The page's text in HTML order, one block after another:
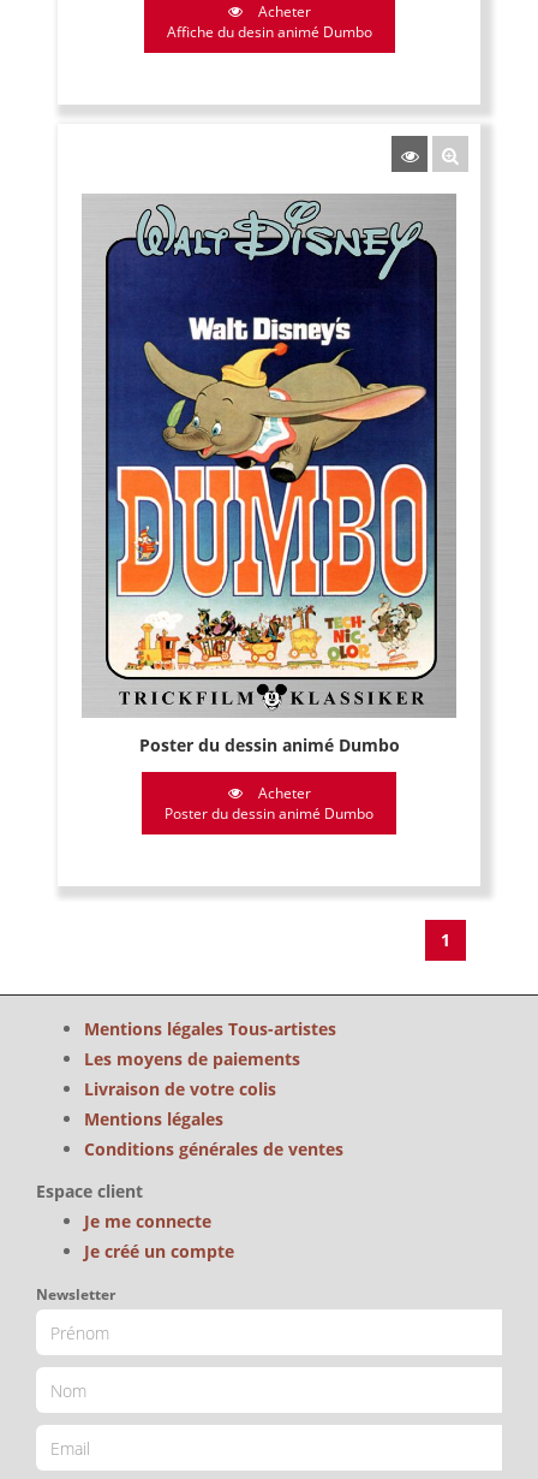
Acheter
Affiche du desin animé Dumbo
Poster du dessin animé Dumbo
Acheter
Poster du dessin animé Dumbo
1
Mentions légales Tous-artistes
Les moyens de paiements
Livraison de votre colis
Mentions légales
Conditions générales de ventes
Espace client
Je me connecte
Je créé un compte
Newsletter